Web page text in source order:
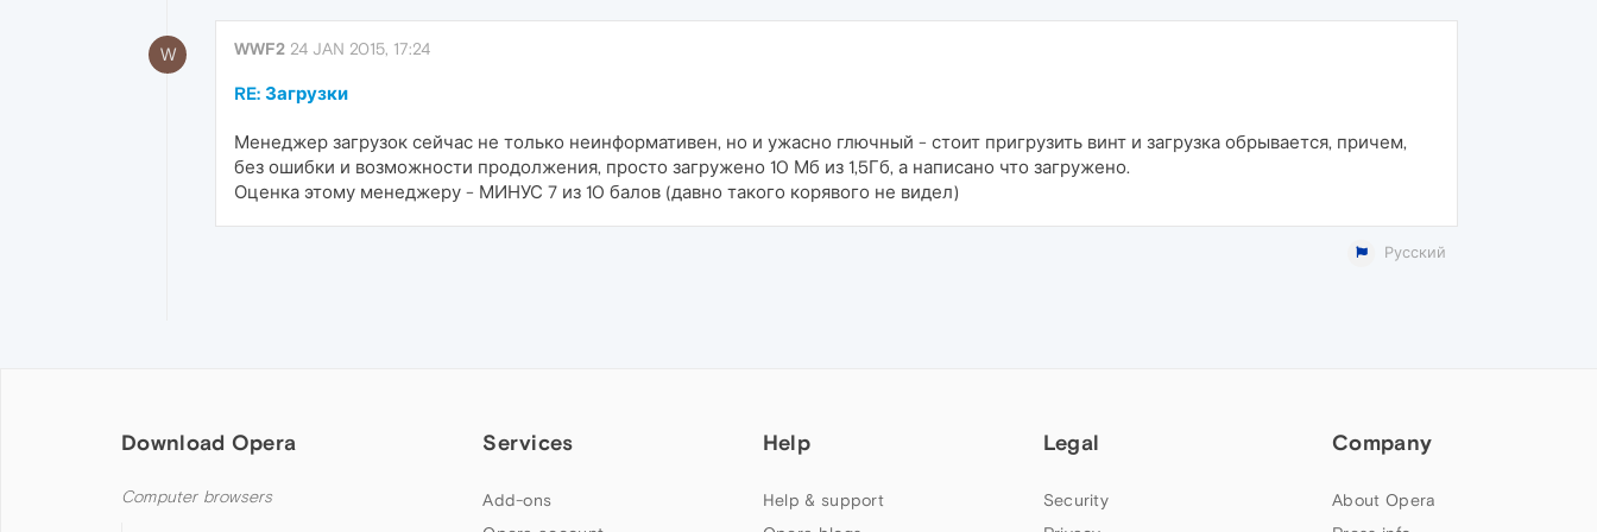
W WWF2 24 JAN 2015, 17:24
RE: Загрузки
Менеджер загрузок сейчас не только неинформативен, но и ужасно глючный - стоит пригрузить винт и загрузка обрывается, причем,
без ошибки и возможности продолжения, просто загружено 10 Мб из 1,5Гб, а написано что загружено.
Оценка этому менеджеру - МИНУС 7 из 10 балов (давно такого корявого не видел)
Русский
Download Opera
Computer browsers
Services
Add-ons
Help
Help & support
Legal
Security
Company
About Opera